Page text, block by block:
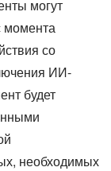
могут
момента
со
ИИ-
будет
необходимых